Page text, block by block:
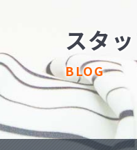
スタ
BLOG